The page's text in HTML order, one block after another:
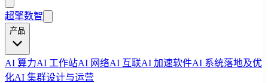
超擎数智
产品
AI 算力AI 工作站AI 网络AI 互联AI 加速软件AI 系统落地及优
化AI 集群设计与运营